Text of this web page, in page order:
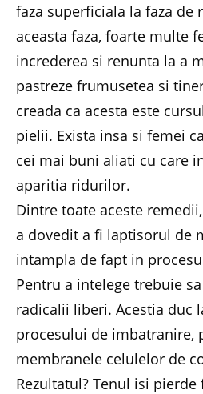
faza superficiala la faza de
aceasta faza, foarte multe
increderea si renunta la a
pastreze frumusetea si
creada ca acesta este
pielii. Exista insa si femei
cei mai buni aliati cu care
aparitia ridurilor.
Dintre toate aceste
a dovedit a fi laptisorul de
intampla de fapt in
Pentru a intelege trebuie
radicalii liberi. Acestia duc
procesului de imbatranire,
membranele celulelor de
Rezultatul? Tenul isi